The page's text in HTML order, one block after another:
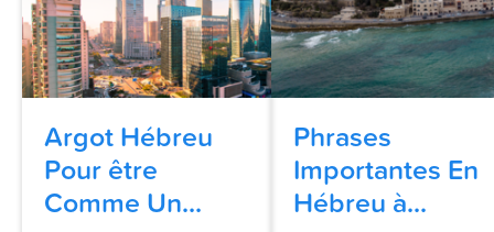
Argot Hébreu
Pour être
Comme Un...
Phrases
Importantes En
Hébreu à...